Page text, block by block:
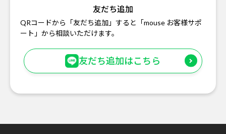
友だち追加
QRコードから「友だち追加」すると「mouse お客様サポ
ート」から相談いただけます。
友だち追加はこちら